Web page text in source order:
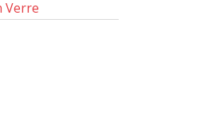
Verre